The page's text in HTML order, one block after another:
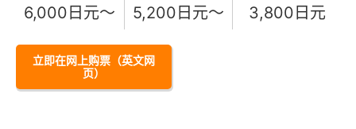
6,000日元～ 5,200日元～ 3,800日元
立即在网上购票（英文网
页）